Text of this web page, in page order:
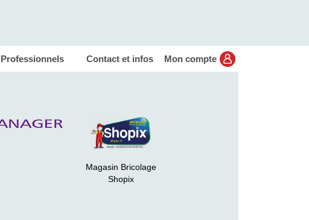
Professionnels Contact et infos Mon compte
Magasin Bricolage
Shopix